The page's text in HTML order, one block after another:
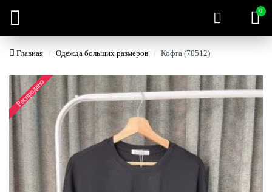
0
Главная Одежда больших размеров Кофта (70512)
Распродано